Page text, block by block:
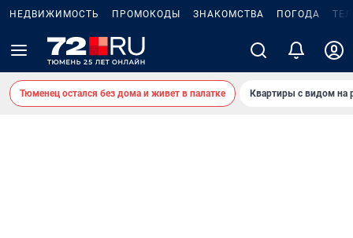
НЕДВИЖИМОСТЬ ПРОМОКОДЫ ЗНАКОМСТВА ПОГОДА
Тюменец остался без дома и живет в палатке Квартиры с видом на